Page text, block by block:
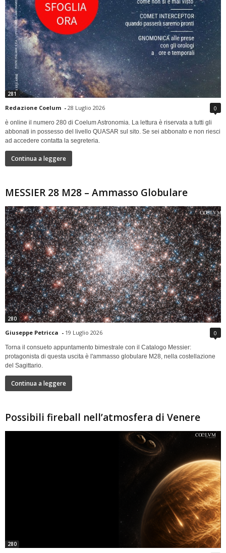
281
Redazione Coelum - 28 Luglio 2026 0
è online il numero 280 di Coelum Astronomia. La lettura è riservata a tutti gli
abbonati in possesso del livello QUASAR sul sito. Se sei abbonato e non riesci
ad accedere contatta la segreteria.
Continua a leggere
MESSIER 28 M28 – Ammasso Globulare
280
Giuseppe Petricca - 19 Luglio 2026 0
Torna il consueto appuntamento bimestrale con il Catalogo Messier:
protagonista di questa uscita è l'ammasso globulare M28, nella costellazione
del Sagittario.
Continua a leggere
Possibili fireball nell’atmosfera di Venere
280